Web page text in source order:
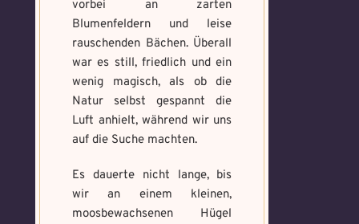
vorbei an zarten
Blumenfeldern und leise
rauschenden Bächen. Überall
war es still, friedlich und ein
wenig magisch, als ob die
Natur selbst gespannt die
Luft anhielt, während wir uns
auf die Suche machten.
Es dauerte nicht lange, bis
wir an einem kleinen,
moosbewachsenen Hügel